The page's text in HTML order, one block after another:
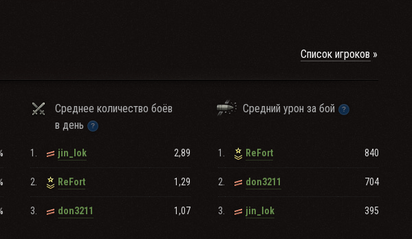
Список игроков
Среднее количество боёв
в день
Средний урон за бой
1. jin_lok 2,89
2. ReFort 1,29
3. don3211 1,07
1. ReFort 840
2. don3211 704
3. jin_lok 395